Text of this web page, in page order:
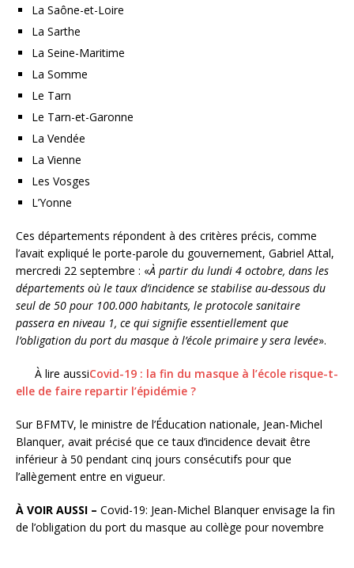
La Saône-et-Loire
La Sarthe
La Seine-Maritime
La Somme
Le Tarn
Le Tarn-et-Garonne
La Vendée
La Vienne
Les Vosges
L’Yonne
Ces départements répondent à des critères précis, comme
l’avait expliqué le porte-parole du gouvernement, Gabriel Attal,
mercredi 22 septembre : «À partir du lundi 4 octobre, dans les
départements où le taux d’incidence se stabilise au-dessous du
seul de 50 pour 100.000 habitants, le protocole sanitaire
passera en niveau 1, ce qui signifie essentiellement que
l’obligation du port du masque à l’école primaire y sera levée».
À lire aussiCovid-19 : la fin du masque à l’école risque-t-
elle de faire repartir l’épidémie ?
Sur BFMTV, le ministre de l’Éducation nationale, Jean-Michel
Blanquer, avait précisé que ce taux d’incidence devait être
inférieur à 50 pendant cinq jours consécutifs pour que
l’allègement entre en vigueur.
À VOIR AUSSI – Covid-19: Jean-Michel Blanquer envisage la fin
de l’obligation du port du masque au collège pour novembre